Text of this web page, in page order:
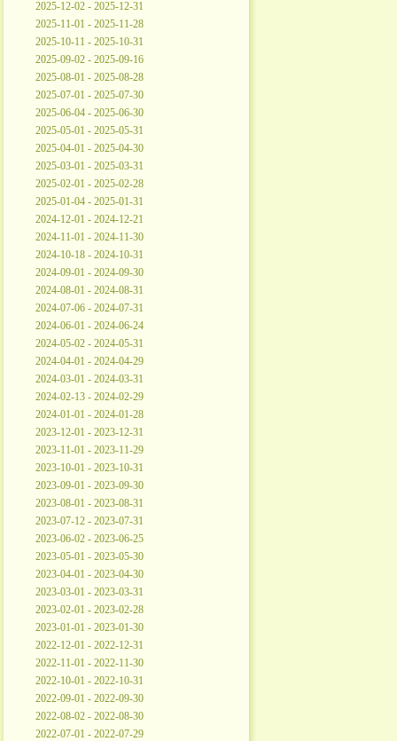
2025-12-02 - 2025-12-31
2025-11-01 - 2025-11-28
2025-10-11 - 2025-10-31
2025-09-02 - 2025-09-16
2025-08-01 - 2025-08-28
2025-07-01 - 2025-07-30
2025-06-04 - 2025-06-30
2025-05-01 - 2025-05-31
2025-04-01 - 2025-04-30
2025-03-01 - 2025-03-31
2025-02-01 - 2025-02-28
2025-01-04 - 2025-01-31
2024-12-01 - 2024-12-21
2024-11-01 - 2024-11-30
2024-10-18 - 2024-10-31
2024-09-01 - 2024-09-30
2024-08-01 - 2024-08-31
2024-07-06 - 2024-07-31
2024-06-01 - 2024-06-24
2024-05-02 - 2024-05-31
2024-04-01 - 2024-04-29
2024-03-01 - 2024-03-31
2024-02-13 - 2024-02-29
2024-01-01 - 2024-01-28
2023-12-01 - 2023-12-31
2023-11-01 - 2023-11-29
2023-10-01 - 2023-10-31
2023-09-01 - 2023-09-30
2023-08-01 - 2023-08-31
2023-07-12 - 2023-07-31
2023-06-02 - 2023-06-25
2023-05-01 - 2023-05-30
2023-04-01 - 2023-04-30
2023-03-01 - 2023-03-31
2023-02-01 - 2023-02-28
2023-01-01 - 2023-01-30
2022-12-01 - 2022-12-31
2022-11-01 - 2022-11-30
2022-10-01 - 2022-10-31
2022-09-01 - 2022-09-30
2022-08-02 - 2022-08-30
2022-07-01 - 2022-07-29